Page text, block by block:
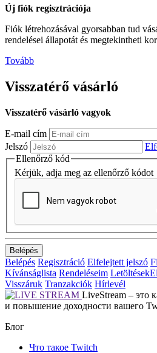
Új fiók regisztrációja
Fiók létrehozásával gyorsabban tud
rendelései állapotát és megtekintheti
Tovább
Visszatérő vásárló
Visszatérő vásárló vagyok
E-mail cím
Jelszó
Ellenőrző kód
Kérjük, adja meg az ellenőrző kódot
Belépés Regisztráció Elfelejtett jelszó
Kívánságlista Rendeléseim Letöltések
Visszáruk Tranzakciók Hírlevél
LiveStream – это
и повышение доходности вашего
Блог
Что такое Twitch